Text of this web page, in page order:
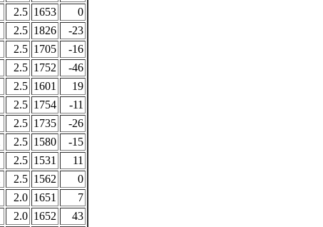
2.5 1653
0
2.5 1826
-23
2.5 1705
-16
2.5 1752
-46
2.5 1601
19
2.5 1754
-11
2.5 1735
-26
2.5 1580
-15
2.5 1531
11
2.5 1562
0
2.0 1651
7
2.0 1652
43